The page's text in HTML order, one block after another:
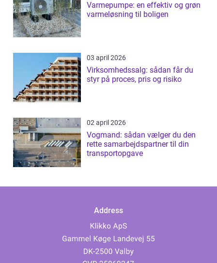
Varmepumpe: en effektiv og grøn
varmeløsning til boligen
03 april 2026
Virksomhedssalg: sådan får du
styr på proces, pris og risiko
02 april 2026
Vogmand: sådan vælger du den
rette samarbejdspartner til din
transportopgave
Address